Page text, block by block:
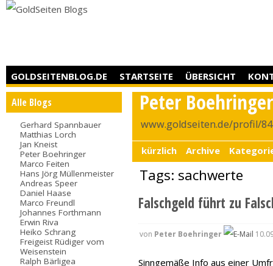
GOLDSEITENBLOG.DE STARTSEITE ÜBERSICHT
Alle Blogs
Gerhard Spannbauer
Matthias Lorch
Jan Kneist
Peter Boehringer
Marco Feiten
Hans Jörg Müllenmeister
Andreas Speer
Daniel Haase
Marco Freundl
Johannes Forthmann
Erwin Riva
Heiko Schrang
Freigeist Rüdiger vom
Weisenstein
Ralph Bärligea
Peter Boehringer
www.goldseiten.de/profil/
kürzlich Archive
Tags: sachwerte
Falschgeld führt zu
von Peter Boehringer
Sinngemäße Info aus einer